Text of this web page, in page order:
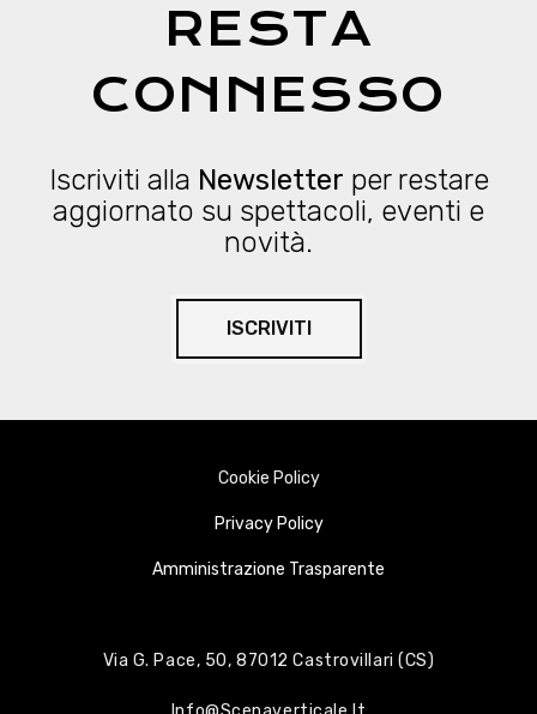
RESTA
CONNESSO
Iscriviti alla Newsletter per restare
aggiornato su spettacoli, eventi e
novità.
ISCRIVITI
Cookie Policy
Privacy Policy
Amministrazione Trasparente
Via G. Pace, 50, 87012 Castrovillari (CS)